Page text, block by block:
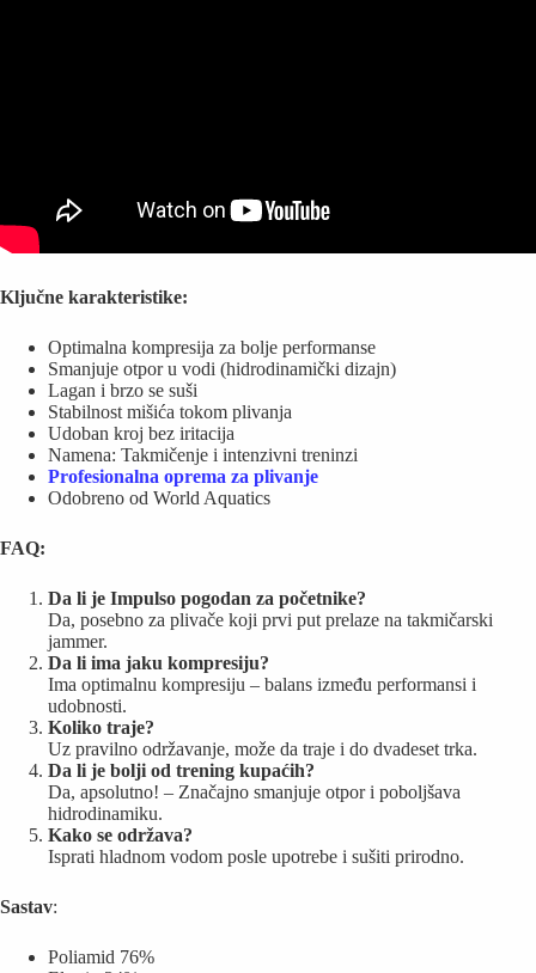
Ključne karakteristike:
Optimalna kompresija za bolje performanse
Smanjuje otpor u vodi (hidrodinamički dizajn)
Lagan i brzo se suši
Stabilnost mišića tokom plivanja
Udoban kroj bez iritacija
Namena: Takmičenje i intenzivni treninzi
Profesionalna oprema za plivanje
Odobreno od World Aquatics
FAQ:
Da li je Impulso pogodan za početnike?
Da, posebno za plivače koji prvi put prelaze na takmičarski
jammer.
Da li ima jaku kompresiju?
Ima optimalnu kompresiju – balans između performansi i
udobnosti.
Koliko traje?
Uz pravilno održavanje, može da traje i do dvadeset trka.
Da li je bolji od trening kupaćih?
Da, apsolutno! – Značajno smanjuje otpor i poboljšava
hidrodinamiku.
Kako se održava?
Isprati hladnom vodom posle upotrebe i sušiti prirodno.
Sastav:
Poliamid 76%